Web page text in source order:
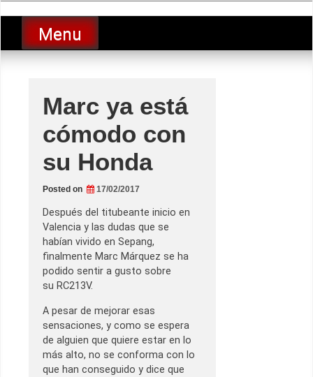
to
contentLucio Lopez GP
luciolopezgp
Menu
Marc ya está
cómodo con
su Honda
Posted on 17/02/2017
Después del titubeante inicio en
Valencia y las dudas que se
habían vivido en Sepang,
finalmente Marc Márquez se ha
podido sentir a gusto sobre
su RC213V.
A pesar de mejorar esas
sensaciones, y como se espera
de alguien que quiere estar en lo
más alto, no se conforma con lo
que han conseguido y dice que